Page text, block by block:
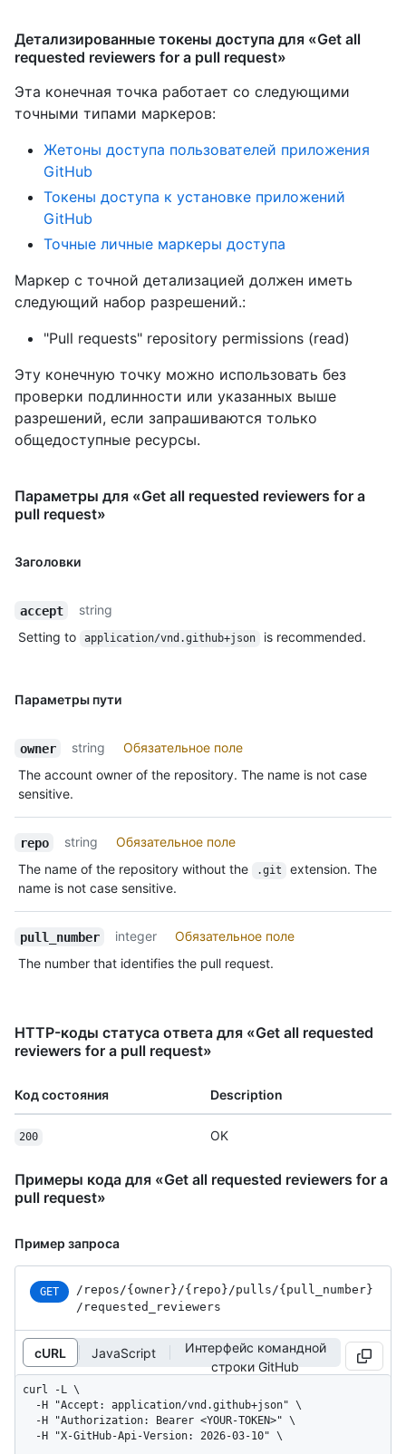
Детализированные токены доступа для «Get all
requested reviewers for a pull request»
Эта конечная точка работает со следующими
точными типами маркеров:
Жетоны доступа пользователей приложения
GitHub
Токены доступа к установке приложений
GitHub
Точные личные маркеры доступа
Маркер с точной детализацией должен иметь
следующий набор разрешений.:
"Pull requests" repository permissions (read)
Эту конечную точку можно использовать без
проверки подлинности или указанных выше
разрешений, если запрашиваются только
общедоступные ресурсы.
Параметры для «Get all requested reviewers for a
pull request»
Заголовки
accept
string
Setting to
application/vnd.github+json is recommended.
Параметры пути
owner string
Обязательное поле
The account owner of the repository. The name is not case
sensitive.
repo string
Обязательное поле
The name of the repository without the
.git
extension. The
name is not case sensitive.
pull_number integer
Обязательное поле
The number that identifies the pull request.
HTTP-коды статуса ответа для «Get all requested
reviewers for a pull request»
Код состояния Description
200 OK
Примеры кода для «Get all requested reviewers for a
pull request»
Пример запроса
GET /repos/{owner}/{repo}/pulls/{pull_ number}
/requested_
reviewers
cURL JavaScript
Интерфейс командной
строки GitHub
curl -L \